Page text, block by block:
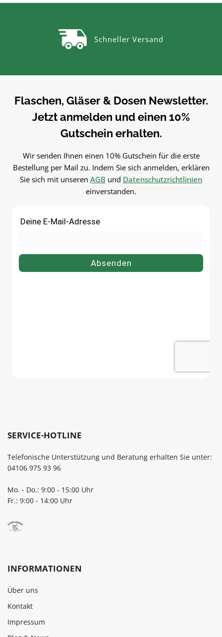
und langlebig im
Gebrauch.PflegehinweiseNach
Gebrauch reinigenGut trocknen
Twist-Off-Deckel bequem online
dosen.de.
Twist-Off-Deckel bequem
dosen.de.
Schneller Versand
Flaschen, Gläser & Dosen Newsletter.
Jetzt anmelden und einen 10%
Gutschein erhalten.
Wir senden Ihnen einen 10% Gutschein für die erste
Bestellung per Mail zu. Indem Sie sich anmelden, erklären
Sie sich mit unseren AGB und Datenschutzrichtlinien
einverstanden.
SERVICE-HOTLINE
Telefonische Unterstützung und Beratung erhalten Sie unter:
04106 975 93 96
Mo. - Do.: 9:00 - 15:00 Uhr
Fr.: 9:00 - 14:00 Uhr
INFORMATIONEN
Über uns
Kontakt
Impressum